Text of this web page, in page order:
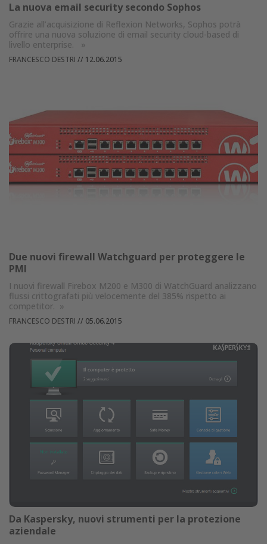
La nuova email security secondo Sophos
Grazie all’acquisizione di Reflexion Networks, Sophos potrà
offrire una nuova soluzione di email security cloud-based di
livello enterprise.
»
FRANCESCO DESTRI // 12.06.2015
Due nuovi firewall Watchguard per proteggere le
PMI
I nuovi firewall Firebox M200 e M300 di WatchGuard analizzano
flussi crittografati più velocemente del 385% rispetto ai
competitor. »
FRANCESCO DESTRI // 05.06.2015
Da Kaspersky, nuovi strumenti per la protezione
aziendale